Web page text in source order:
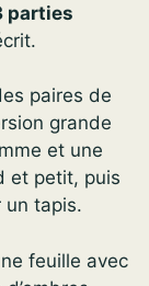
parties
paires de
grande
et une
et petit, puis
un tapis.
feuille avec